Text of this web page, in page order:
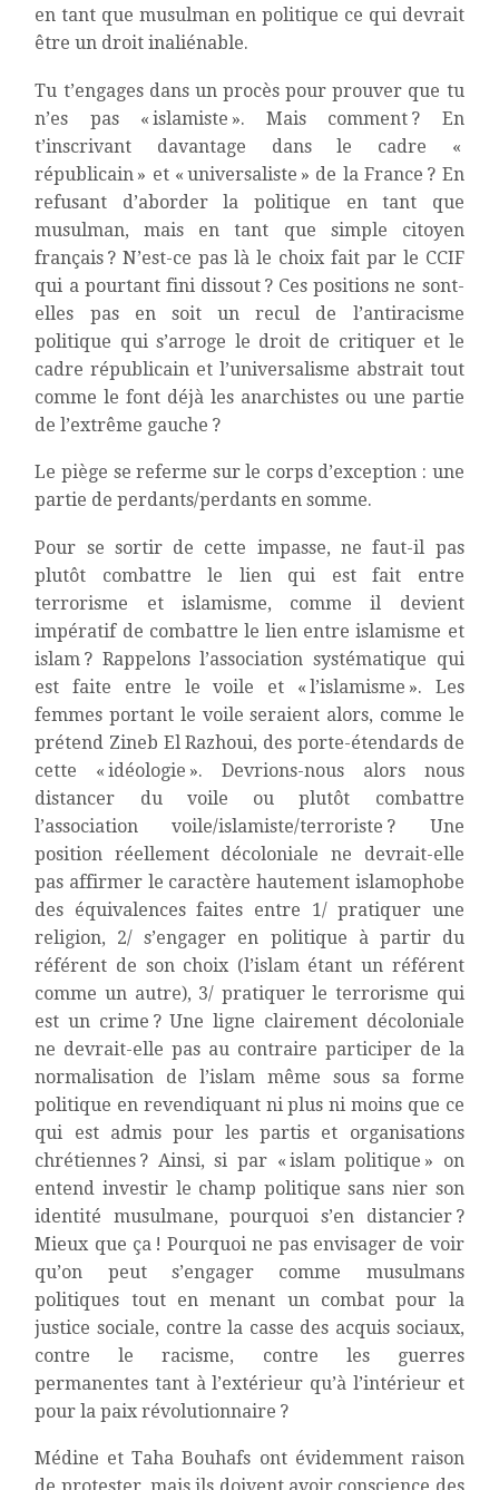
en tant que musulman en politique ce qui devrait
être un droit inaliénable.
Tu t’engages dans un procès pour prouver que tu
n’es pas « islamiste ». Mais comment ? En
t’inscrivant davantage dans le cadre «
républicain » et « universaliste » de la France ? En
refusant d’aborder la politique en tant que
musulman, mais en tant que simple citoyen
français ? N’est-ce pas là le choix fait par le CCIF
qui a pourtant fini dissout ? Ces positions ne sont-
elles pas en soit un recul de l’antiracisme
politique qui s’arroge le droit de critiquer et le
cadre républicain et l’universalisme abstrait tout
comme le font déjà les anarchistes ou une partie
de l’extrême gauche ?
Le piège se referme sur le corps d’exception : une
partie de perdants/perdants en somme.
Pour se sortir de cette impasse, ne faut-il pas
plutôt combattre le lien qui est fait entre
terrorisme et islamisme, comme il devient
impératif de combattre le lien entre islamisme et
islam ? Rappelons l’association systématique qui
est faite entre le voile et « l’islamisme ». Les
femmes portant le voile seraient alors, comme le
prétend Zineb El Razhoui, des porte-étendards de
cette « idéologie ». Devrions-nous alors nous
distancer du voile ou plutôt combattre
l’association voile/islamiste/terroriste ? Une
position réellement décoloniale ne devrait-elle
pas affirmer le caractère hautement islamophobe
des équivalences faites entre 1/ pratiquer une
religion, 2/ s’engager en politique à partir du
référent de son choix (l’islam étant un référent
comme un autre), 3/ pratiquer le terrorisme qui
est un crime ? Une ligne clairement décoloniale
ne devrait-elle pas au contraire participer de la
normalisation de l’islam même sous sa forme
politique en revendiquant ni plus ni moins que ce
qui est admis pour les partis et organisations
chrétiennes ? Ainsi, si par « islam politique » on
entend investir le champ politique sans nier son
identité musulmane, pourquoi s’en distancier ?
Mieux que ça ! Pourquoi ne pas envisager de voir
qu’on peut s’engager comme musulmans
politiques tout en menant un combat pour la
justice sociale, contre la casse des acquis sociaux,
contre le racisme, contre les guerres
permanentes tant à l’extérieur qu’à l’intérieur et
pour la paix révolutionnaire ?
Médine et Taha Bouhafs ont évidemment raison